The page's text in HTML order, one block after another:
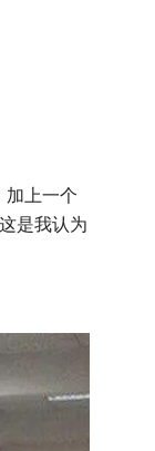
加上一个
是我认为